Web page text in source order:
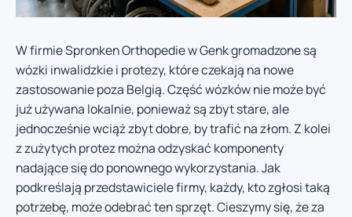
W firmie Spronken Orthopedie w Genk gromadzone są
wózki inwalidzkie i protezy, które czekają na nowe
zastosowanie poza Belgią. Część wózków nie może być
już używana lokalnie, ponieważ są zbyt stare, ale
jednocześnie wciąż zbyt dobre, by trafić na złom. Z kolei
z zużytych protez można odzyskać komponenty
nadające się do ponownego wykorzystania. Jak
podkreślają przedstawiciele firmy, każdy, kto zgłosi taką
potrzebę, może odebrać ten sprzęt. Cieszymy się, że za